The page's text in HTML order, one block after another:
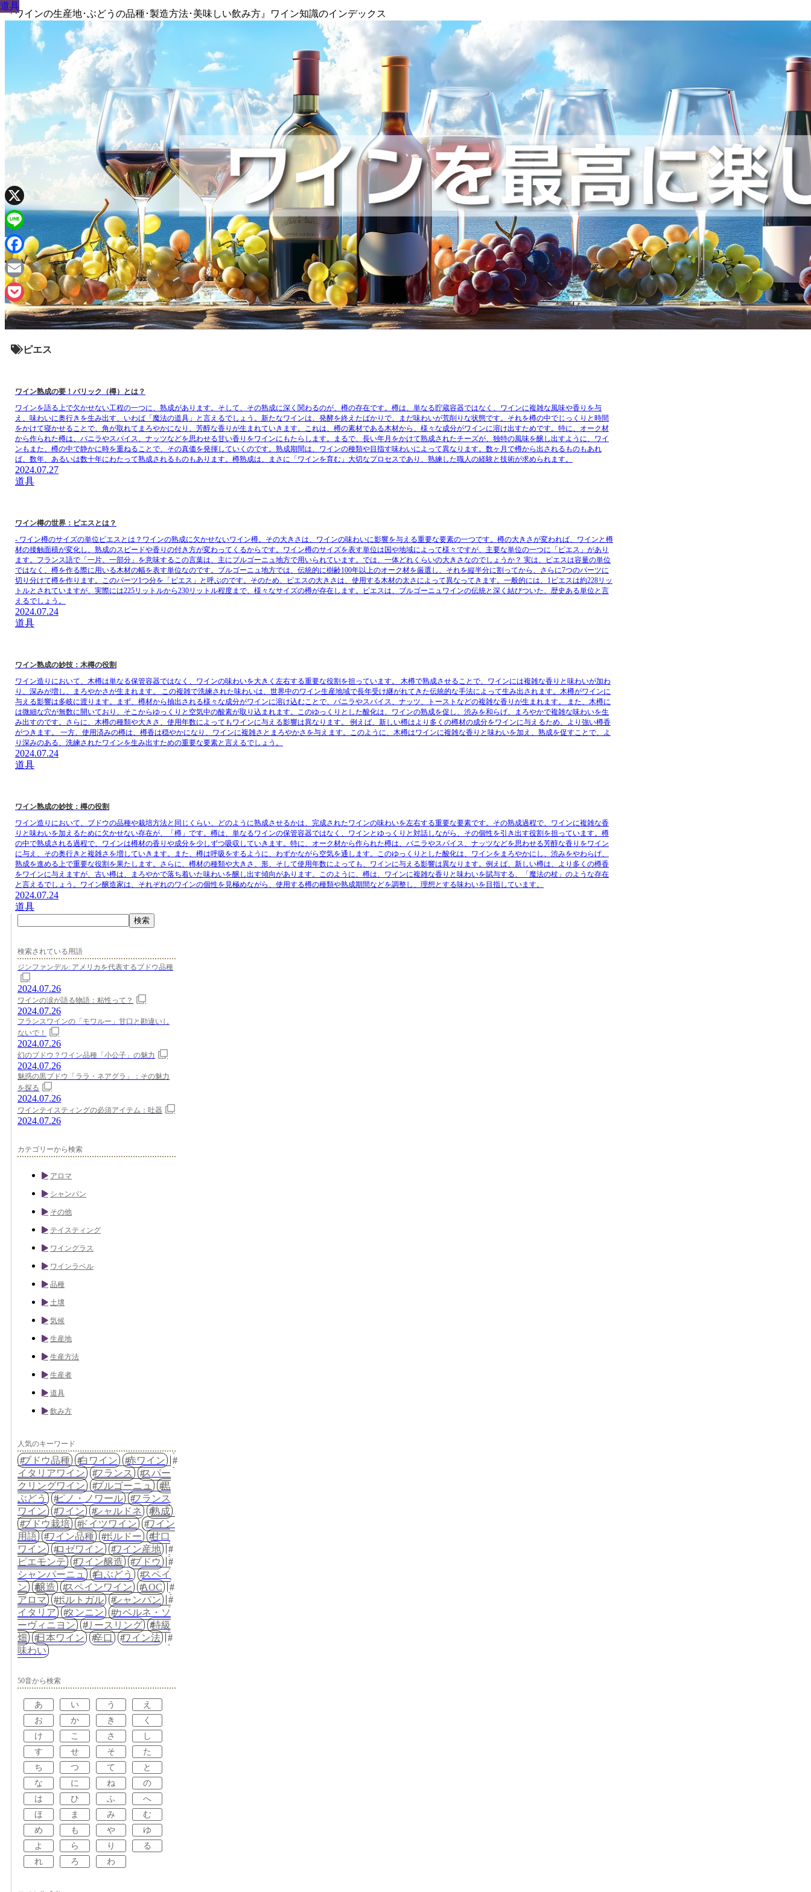
『ワインの生産地･ぶどうの品種･製造方法･美味しい飲み方』ワイン知識のインデックス
ピエス
道具
ワイン熟成の要！バリック（樽）とは？
ワインを語る上で欠かせない工程の一つに、熟成があります。そして、その熟成に深く関わるのが、樽の存在です。樽は、単なる貯蔵容器ではなく、ワインに複雑な風味や香りを与
え、味わいに奥行きを生み出す、いわば「魔法の道具」と言えるでしょう。新たなワインは、発酵を終えたばかりで、まだ味わいが荒削りな状態です。それを樽の中でじっくりと時間
をかけて寝かせることで、角が取れてまろやかになり、芳醇な香りが生まれていきます。これは、樽の素材である木材から、様々な成分がワインに溶け出すためです。特に、オーク材
から作られた樽は、バニラやスパイス、ナッツなどを思わせる甘い香りをワインにもたらします。まるで、長い年月をかけて熟成されたチーズが、独特の風味を醸し出すように、ワイ
ンもまた、樽の中で静かに時を重ねることで、その真価を発揮していくのです。熟成期間は、ワインの種類や目指す味わいによって異なります。数ヶ月で樽から出されるものもあれ
ば、数年、あるいは数十年にわたって熟成されるものもあります。樽熟成は、まさに「ワインを育む」大切なプロセスであり、熟練した職人の経験と技術が求められます。
2024.07.27
道具
道具
ワイン樽の世界：ピエスとは？
- ワイン樽のサイズの単位ピエスとは？ワインの熟成に欠かせないワイン樽。その大きさは、ワインの味わいに影響を与える重要な要素の一つです。樽の大きさが変われば、ワインと樽
材の接触面積が変化し、熟成のスピードや香りの付き方が変わってくるからです。ワイン樽のサイズを表す単位は国や地域によって様々ですが、主要な単位の一つに「ピエス」があり
ます。フランス語で「一片、一部分」を意味するこの言葉は、主にブルゴーニュ地方で用いられています。では、一体どれくらいの大きさなのでしょうか？ 実は、ピエスは容量の単位
ではなく、樽を作る際に用いる木材の幅を表す単位なのです。ブルゴーニュ地方では、伝統的に樹齢100年以上のオーク材を厳選し、それを縦半分に割ってから、さらに7つのパーツに
切り分けて樽を作ります。このパーツ1つ分を「ピエス」と呼ぶのです。そのため、ピエスの大きさは、使用する木材の太さによって異なってきます。一般的には、1ピエスは約228リッ
トルとされていますが、実際には225リットルから230リットル程度まで、様々なサイズの樽が存在します。ピエスは、ブルゴーニュワインの伝統と深く結びついた、歴史ある単位と言
えるでしょう。
2024.07.24
道具
道具
ワイン熟成の妙技：木樽の役割
ワイン造りにおいて、木樽は単なる保管容器ではなく、ワインの味わいを大きく左右する重要な役割を担っています。 木樽で熟成させることで、ワインには複雑な香りと味わいが加わ
り、深みが増し、まろやかさが生まれます。 この複雑で洗練された味わいは、世界中のワイン生産地域で長年受け継がれてきた伝統的な手法によって生み出されます。木樽がワインに
与える影響は多岐に渡ります。まず、樽材から抽出される様々な成分がワインに溶け込むことで、バニラやスパイス、ナッツ、トーストなどの複雑な香りが生まれます。 また、木樽に
は微細な穴が無数に開いており、そこからゆっくりと空気中の酸素が取り込まれます。このゆっくりとした酸化は、ワインの熟成を促し、渋みを和らげ、まろやかで複雑な味わいを生
み出すのです。さらに、木樽の種類や大きさ、使用年数によってもワインに与える影響は異なります。 例えば、新しい樽はより多くの樽材の成分をワインに与えるため、より強い樽香
がつきます。 一方、使用済みの樽は、樽香は穏やかになり、ワインに複雑さとまろやかさを与えます。このように、木樽はワインに複雑な香りと味わいを加え、熟成を促すことで、よ
り深みのある、洗練されたワインを生み出すための重要な要素と言えるでしょう。
2024.07.24
道具
道具
ワイン熟成の妙技：樽の役割
ワイン造りにおいて、ブドウの品種や栽培方法と同じくらい、どのように熟成させるかは、完成されたワインの味わいを左右する重要な要素です。その熟成過程で、ワインに複雑な香
りと味わいを加えるために欠かせない存在が、「樽」です。樽は、単なるワインの保管容器ではなく、ワインとゆっくりと対話しながら、その個性を引き出す役割を担っています。樽
の中で熟成される過程で、ワインは樽材の香りや成分を少しずつ吸収していきます。特に、オーク材から作られた樽は、バニラやスパイス、ナッツなどを思わせる芳醇な香りをワイン
に与え、その奥行きと複雑さを増していきます。また、樽は呼吸をするように、わずかながら空気を通します。このゆっくりとした酸化は、ワインをまろやかにし、渋みをやわらげ、
熟成を進める上で重要な役割を果たします。さらに、樽材の種類や大きさ、形、そして使用年数によっても、ワインに与える影響は異なります。例えば、新しい樽は、より多くの樽香
をワインに与えますが、古い樽は、まろやかで落ち着いた味わいを醸し出す傾向があります。このように、樽は、ワインに複雑な香りと味わいを賦与する、「魔法の杖」のような存在
と言えるでしょう。ワイン醸造家は、それぞれのワインの個性を見極めながら、使用する樽の種類や熟成期間などを調整し、理想とする味わいを目指しています。
2024.07.24
道具
検索
検索されている用語
ジンファンデル: アメリカを代表するブドウ品種
2024.07.26
ワインの涙が語る物語：粘性って？
2024.07.26
フランスワインの「モワルー」甘口と勘違いし
ないで！
2024.07.26
幻のブドウ？ワイン品種「小公子」の魅力
2024.07.26
魅惑の黒ブドウ「ララ・ネアグラ」：その魅力
を探る
2024.07.26
ワインテイスティングの必須アイテム：吐器
2024.07.26
カテゴリーから検索
アロマ
シャンパン
その他
テイスティング
ワイングラス
ワインラベル
品種
土壌
気候
生産地
生産方法
生産者
道具
飲み方
人気のキーワード
ブドウ品種 白ワイン
赤ワイン
イタリアワイン
フランス
スパー
クリングワイン
ブルゴーニュ
黒
ぶどう
ピノ・ノワール
フランス
ワイン
ワイン シャルドネ
熟成
ブドウ栽培
ドイツワイン
ワイン
用語
ワイン品種 ボルドー
甘口
ワイン
ロゼワイン
ワイン産地
ピエモンテ
ワイン醸造
ブドウ
シャンパーニュ
白ぶどう
スペイ
ン
醸造 スペインワイン
AOC
アロマ
ポルトガル
シャンパン
イタリア
タンニン
カベルネ・ソ
ーヴィニヨン
リースリング
特級
畑
日本ワイン 辛口
ワイン法
味わい
50音から検索
あ い う
え
お
か き
く
け
こ さ
し
す
せ そ
た
ち
つ て
と
な
に ね
の
は
ひ ふ
へ
ほ
ま み
む
め
も や
ゆ
よ
ら り
る
れ
ろ わ
X
Line
Facebook
Email
Pocket